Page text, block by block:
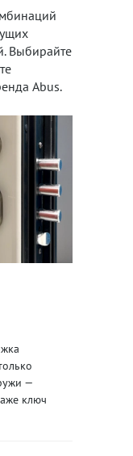
Выбирайте
Abus.
—
ключ